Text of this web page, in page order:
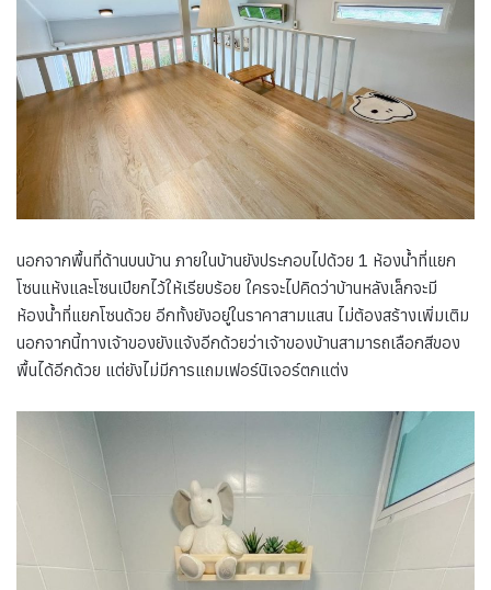
นอกจากพื้นที่ด้านบนบ้าน ภายในบ้านยังประกอบไปด้วย 1 ห้องน้ำที่แยก
โซนแห้งและโซนเปียกไว้ให้เรียบร้อย ใครจะไปคิดว่าบ้านหลังเล็กจะมี
ห้องน้ำที่แยกโซนด้วย อีกทั้งยังอยู่ในราคาสามแสน ไม่ต้องสร้างเพิ่มเติม
นอกจากนี้ทางเจ้าของยังแจ้งอีกด้วยว่าเจ้าของบ้านสามารถเลือกสีของ
พื้นได้อีกด้วย แต่ยังไม่มีการแถมเฟอร์นิเจอร์ตกแต่ง